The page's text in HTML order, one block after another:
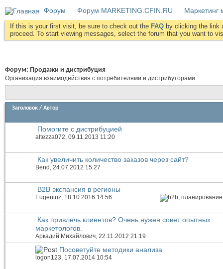
Форум Форум MARKETING.CFIN.RU Маркетинг
If this is your first visit, be sure to check out the FAQ by clicking the link
proceed. To start viewing messages, select the forum that you want to
Форум: Продажи и дистрибуция
Организация взаимодействия с потребителями и дистрибуторами
Заголовок / Автор
Помогите с дистрибуцией
altezza072, 09.11.2013 11:20
Как увеличить количество заказов через сайт?
Bend, 24.07.2012 15:27
B2B экспансия в регионы
Eugeniuz, 18.10.2016 14:56
Как привлечь клиентов? Очень нужен совет опытных
маркетологов.
Аркадий Михайлович , 22.11.2012 21:19
Посоветуйте методики анализа
logon123, 17.07.2014 10:54